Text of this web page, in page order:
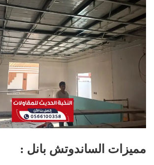
مميزات الساندوتش بانل :